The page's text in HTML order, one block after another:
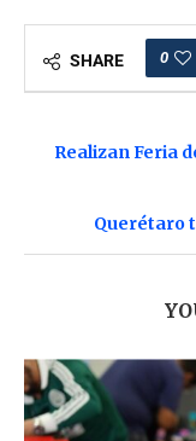
SHARE 0
Realizan Feria
Querétaro